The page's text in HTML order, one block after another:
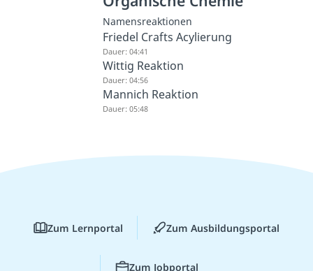
Namensreaktionen
Friedel Crafts Acylierung
Dauer: 04:41
Wittig Reaktion
Dauer: 04:56
Mannich Reaktion
Dauer: 05:48
Zum Lernportal Zum Ausbildungsportal
Zum Jobportal